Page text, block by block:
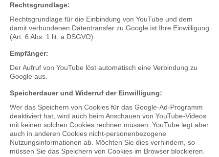
Rechtsgrundlage:
Rechtsgrundlage für die Einbindung von YouTube und dem
damit verbundenen Datentransfer zu Google ist Ihre Einwilligung
(Art. 6 Abs. 1 lit. a DSGVO).
Empfänger:
Der Aufruf von YouTube löst automatisch eine Verbindung zu
Google aus.
Speicherdauer und Widerruf der Einwilligung:
Wer das Speichern von Cookies für das Google-Ad-Programm
deaktiviert hat, wird auch beim Anschauen von YouTube-Videos
mit keinen solchen Cookies rechnen müssen. YouTube legt aber
auch in anderen Cookies nicht-personenbezogene
Nutzungsinformationen ab. Möchten Sie dies verhindern, so
müssen Sie das Speichern von Cookies im Browser blockieren.